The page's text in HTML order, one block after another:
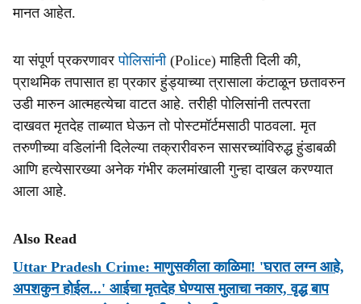
मानत आहेत.
या संपूर्ण प्रकरणावरपोलिसांनी(Police) माहिती दिली की,
प्राथमिक तपासात हा प्रकार हुंड्याच्या त्रासाला कंटाळून छतावरुन
उडी मारुन आत्महत्येचा वाटत आहे. तरीही पोलिसांनी तत्परता
दाखवत मृतदेह ताब्यात घेऊन तो पोस्टमॉर्टमसाठी पाठवला. मृत
तरुणीच्या वडिलांनी दिलेल्या तक्रारीवरुन सासरच्यांविरुद्ध हुंडाबळी
आणि हत्येसारख्या अनेक गंभीर कलमांखाली गुन्हा दाखल करण्यात
आला आहे.
Also Read
Uttar Pradesh Crime: माणुसकीला काळिमा! 'घरात लग्न आहे,
अपशकुन होईल...' आईचा मृतदेह घेण्यास मुलाचा नकार, वृद्ध बाप